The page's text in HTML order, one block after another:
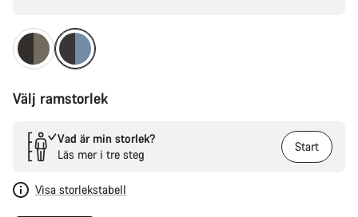
Välj ramstorlek
Vad är min storlek?
Läs mer i tre steg
Start
Visa storlekstabell